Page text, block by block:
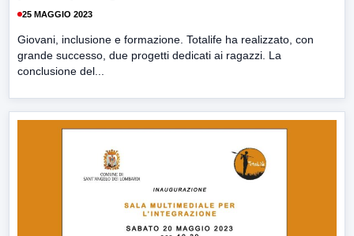
25 MAGGIO 2023
Giovani, inclusione e formazione. Totalife ha realizzato, con
grande successo, due progetti dedicati ai ragazzi. La
conclusione del...